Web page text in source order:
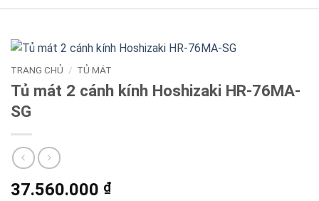
Sản phẩm
Thương hiệu
Bảng giá 2026
Ứng dụng
TRANG CHỦ / TỦ MÁT
Tủ mát 2 cánh kính Hoshizaki HR-76MA-
SG
37.560.000 ₫